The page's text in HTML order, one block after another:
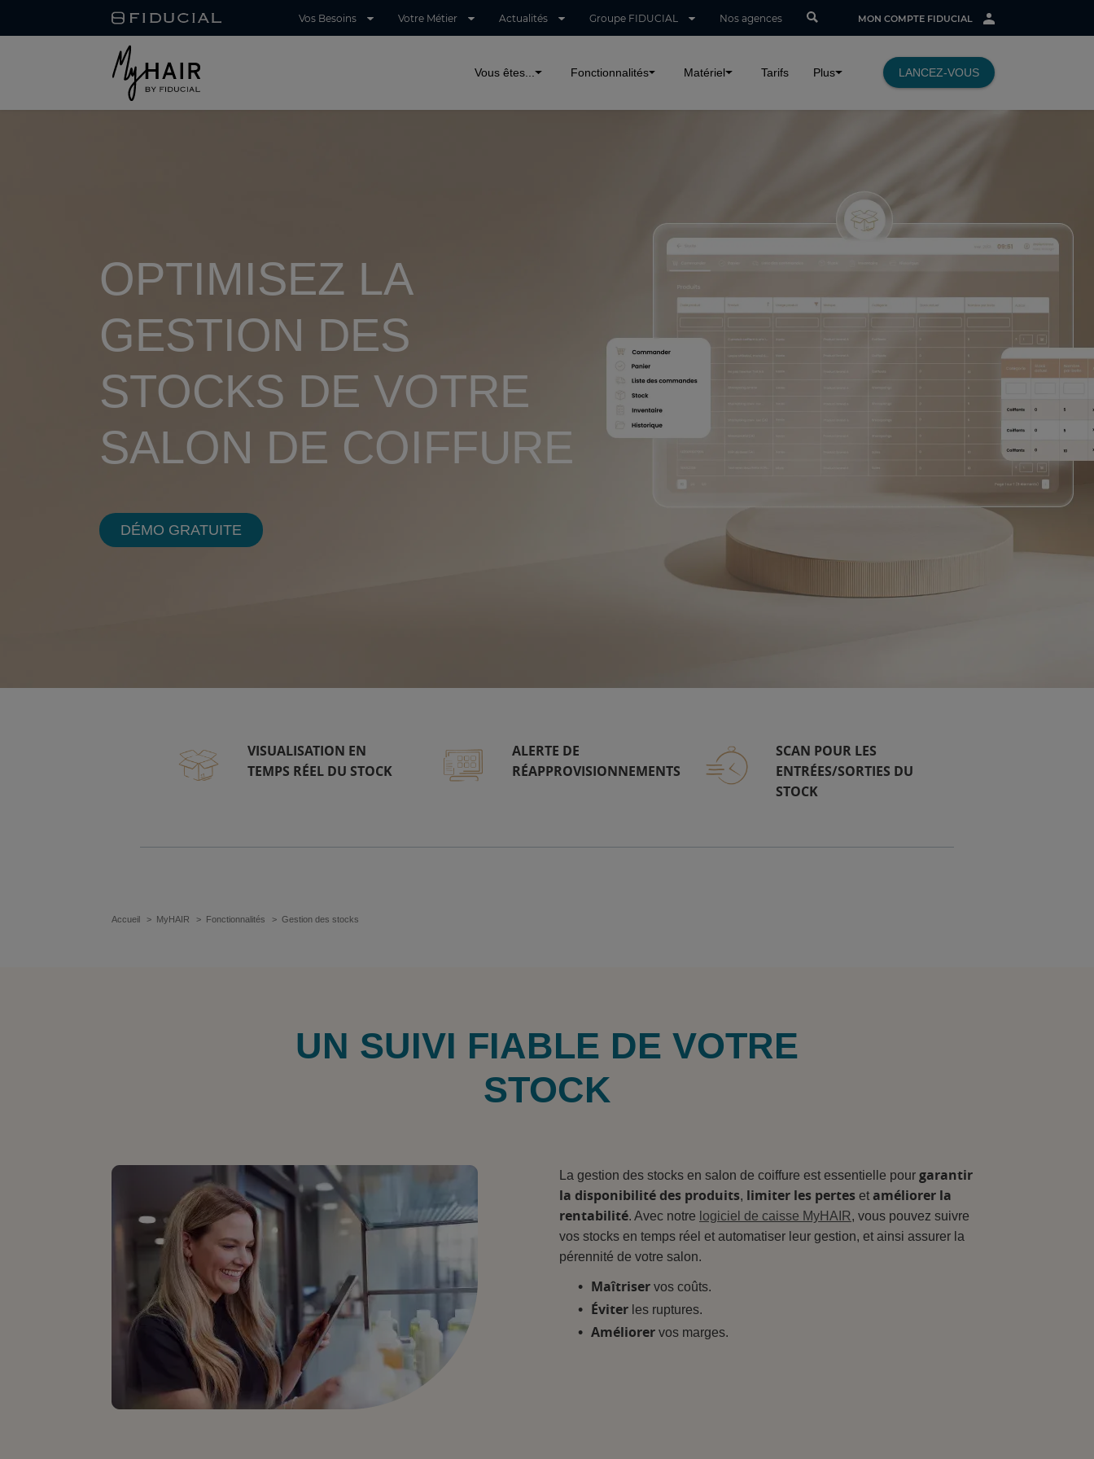
Vos Besoins Votre Métier Actualités Groupe FIDUCIAL Nos agences MON COMPTE FIDUCIAL
Vous êtes... Fonctionnalités Matériel Tarifs Plus LANCEZ-VOUS
OPTIMISEZ LA
GESTION DES
STOCKS DE VOTRE
SALON DE COIFFURE
DÉMO GRATUITE
VISUALISATION EN
TEMPS RÉEL DU STOCK
ALERTE DE
RÉAPPROVISIONNEMENTS
SCAN POUR LES
ENTRÉES/SORTIES DU
STOCK
Accueil MyHAIR Fonctionnalités Gestion des stocks
UN SUIVI FIABLE DE VOTRE
STOCK
La gestion des stocks en salon de coiffure est essentielle pour garantir
la disponibilité des produits, limiter les pertes et améliorer la
rentabilité. Avec notre logiciel de caisse MyHAIR, vous pouvez suivre
vos stocks en temps réel et automatiser leur gestion, et ainsi assurer la
pérennité de votre salon.
Maîtriser vos coûts.
Éviter les ruptures.
Améliorer vos marges.